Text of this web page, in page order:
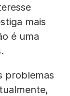
mais
é uma
problemas